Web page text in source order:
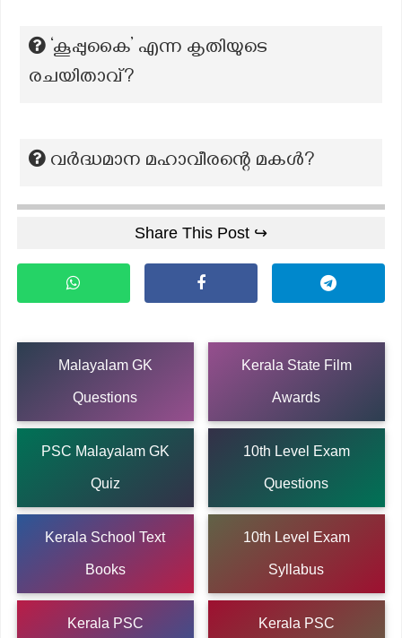
‘കൂപ്പുകൈ’ എന്ന കൃതിയുടെ
രചയിതാവ്?
വർദ്ധമാന മഹാവീരന്റെ മകൾ?
Share This Post ↪
Malayalam GK
Questions
Kerala State Film
Awards
PSC Malayalam GK
Quiz
10th Level Exam
Questions
Kerala School Text
Books
10th Level Exam
Syllabus
Kerala PSC Kerala PSC